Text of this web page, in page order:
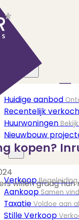
Huidige aanbod
Recentelijk
Huurwoningen
Nieuwbouw
Verkoop
AankoopSamen
Taxatie Voldoe aan
Stille Verkoop
kopen?
willen graag